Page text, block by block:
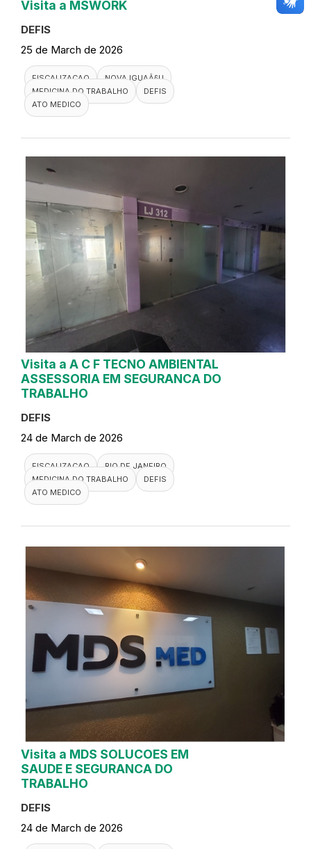
Visita a MSWORK
DEFIS
25 de March de 2026
FISCALIZACAO
NOVA IGUAÃ§U
MEDICINA DO TRABALHO
DEFIS
ATO MEDICO
Visita a A C F TECNO AMBIENTAL
ASSESSORIA EM SEGURANCA DO
TRABALHO
DEFIS
24 de March de 2026
FISCALIZACAO
RIO DE JANEIRO
MEDICINA DO TRABALHO
DEFIS
ATO MEDICO
Visita a MDS SOLUCOES EM
SAUDE E SEGURANCA DO
TRABALHO
DEFIS
24 de March de 2026